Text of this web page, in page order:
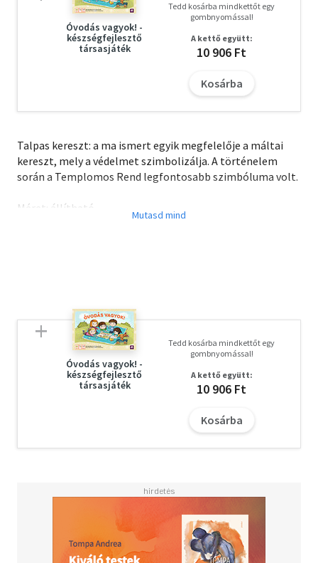
Óvodás vagyok! -
készségfejlesztő
társasjáték
Tedd kosárba mindkettőt egy
gombnyomással!
A kettő együtt:
10 906 Ft
Kosárba
Talpas kereszt: a ma ismert egyik megfelelője a máltai
kereszt, mely a védelmet szimbolizálja. A történelem
során a Templomos Rend legfontosabb szimbóluma volt.
Méret: állítható
Óvodás vagyok! -
készségfejlesztő
társasjáték
Tedd kosárba mindkettőt egy
gombnyomással!
A kettő együtt:
10 906 Ft
Kosárba